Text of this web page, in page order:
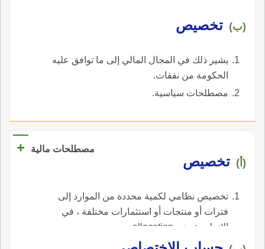
(ب) تخصيص
يشير ذلك في المجال المالي إلى ما توافق عليه
الحكومة من نفقات.
مصطلحات سياسية.
مصطلحات مالية +
(أ) تخصيص
تخصيص نظامي لكمية محددة من الموارد إلى
فترات أو منتجات أو استثمارات مختلفة ، في
الإنجليزية، هي allocation.